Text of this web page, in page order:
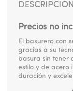
DESCRIPCIÓN
Precios no
El basurero con
gracias a su
basura sin tener
estilo y de acero
duración y